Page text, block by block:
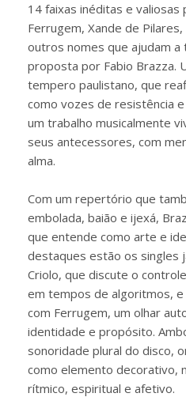
14 faixas inéditas e valiosas
Ferrugem, Xande de
outros nomes que ajudam a
proposta por Fabio Brazza.
tempero paulistano, que
como vozes de resistência
um trabalho musicalmente
seus antecessores, com
alma.
Com um repertório que
embolada, baião e ijexá,
que entende como arte e
destaques estão os singles
Criolo, que discute o
em tempos de algoritmos, e
com Ferrugem, um olhar
identidade e propósito.
sonoridade plural do disco,
como elemento decorativo,
rítmico, espiritual e afetivo.